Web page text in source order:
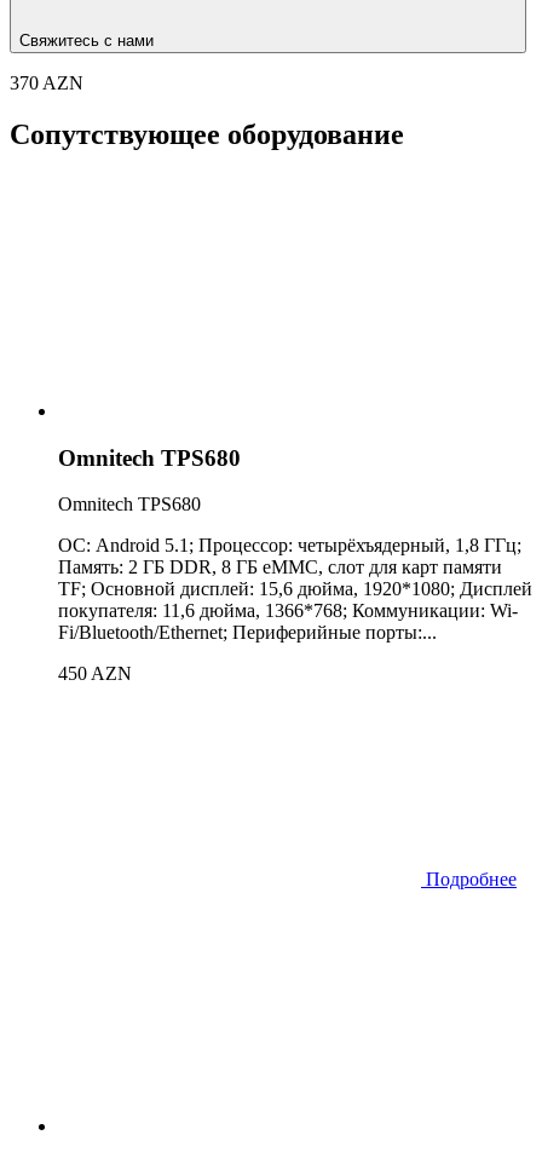
Свяжитесь с нами
370 AZN
Сопутствующее оборудование
Omnitech TPS680
Omnitech TPS680
ОС: Android 5.1; Процессор: четырёхъядерный, 1,8 ГГц;
Память: 2 ГБ DDR, 8 ГБ eMMC, слот для карт памяти
TF; Основной дисплей: 15,6 дюйма, 1920*1080; Дисплей
покупателя: 11,6 дюйма, 1366*768; Коммуникации: Wi-
Fi/Bluetooth/Ethernet; Периферийные порты:...
450 AZN
Подробнее